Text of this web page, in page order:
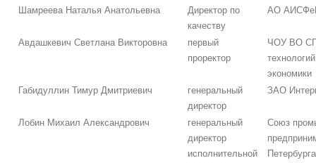
Шамреева Наталья Анатольевна
Директор по
качеству
АО
Авдашкевич Светлана Викторовна
первый
проректор
ЧОУ ВО
экономики
Габидуллин Тимур Дмитриевич
генеральный
директор
ЗАО
Лобин Михаил Александрович
генеральный
директор
исполнительной
Союз
Петербурга